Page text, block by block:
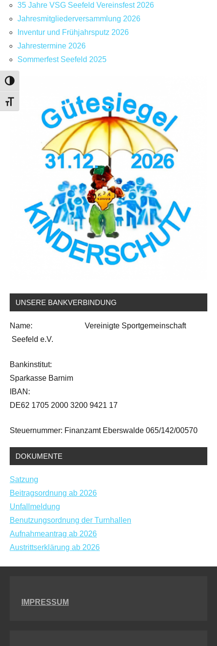
Umschalten auf hohe Kontraste
Schrift vergrößern
35 Jahre VSG Seefeld Vereinsfest 2026
Jahresmitgliederversammlung 2026
Inventur und Frühjahrsputz 2026
Jahrestermine 2026
Sommerfest Seefeld 2025
UNSERE BANKVERBINDUNG
Name: Vereinigte Sportgemeinschaft
Seefeld e.V.
Bankinstitut:
Sparkasse Barnim
IBAN:
DE62 1705 2000 3200 9421 17
Steuernummer: Finanzamt Eberswalde 065/142/00570
DOKUMENTE
Satzung
Beitragsordnung ab 2026
Unfallmeldung
Benutzungsordnung der Turnhallen
Aufnahmeantrag ab 2026
Austrittserklärung ab 2026
IMPRESSUM